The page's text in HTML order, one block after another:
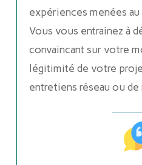
expériences menées
Vous vous entrainez à
convaincant sur votre
légitimité de votre
entretiens réseau ou